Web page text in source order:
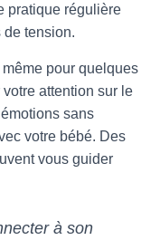
pratique régulière
de tension.
pour quelques
attention sur le
sans
votre bébé. Des
vous guider
à son